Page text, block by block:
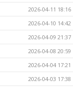
2026-04-11 18:16
2026-04-10 14:42
2026-04-09 21:37
2026-04-08 20:59
2026-04-04 17:21
2026-04-03 17:38